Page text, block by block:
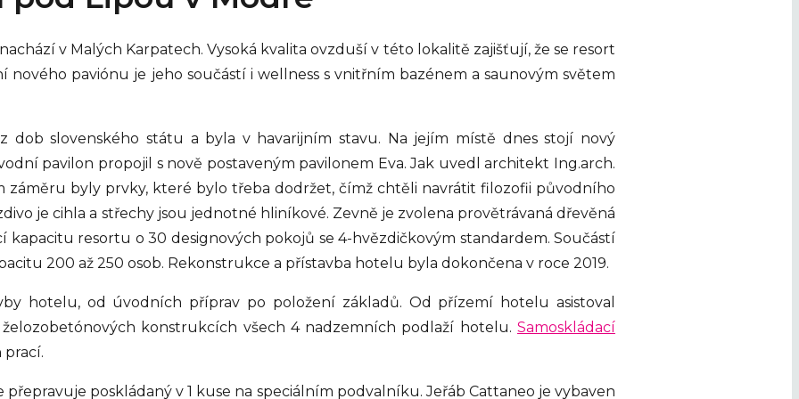
v Malých Karpatech. Vysoká kvalita ovzduší v této lokalitě zajišťují, že se resort
paviónu je jeho součástí i wellness s vnitřním bazénem a saunovým světem
dob slovenského státu a byla v havarijním stavu. Na jejím místě dnes stojí nový
pavilon propojil s nově postaveným pavilonem Eva. Jak uvedl architekt Ing.arch.
záměru byly prvky, které bylo třeba dodržet, čímž chtěli navrátit filozofii původního
je cihla a střechy jsou jednotné hliníkové. Zevně je zvolena provětrávaná dřevěná
kapacitu resortu o 30 designových pokojů se 4-hvězdičkovým standardem. Součástí
200 až 250 osob. Rekonstrukce a přístavba hotelu byla dokončena v roce 2019.
hotelu, od úvodních příprav po položení základů. Od přízemí hotelu asistoval
konstrukcích všech 4 nadzemních podlaží hotelu. Samoskládací
přepravuje poskládaný v 1 kuse na speciálním podvalníku. Jeřáb Cattaneo je vybaven